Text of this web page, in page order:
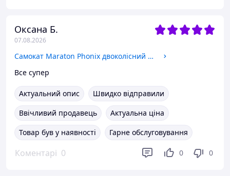
Оксана Б.
07.08.2026
Самокат Maraton Phonix двоколісний з ременем для перенесення + світяться колеса, синій
Все супер
Актуальний опис
Швидко відправили
Ввічливий продавець
Актуальна ціна
Товар був у наявності
Гарне обслуговування
Коментарі 0 0 0